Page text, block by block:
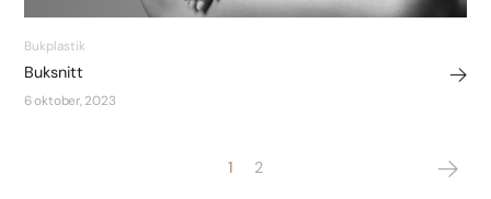
Bukplastik
Buksnitt
6 oktober, 2023
1 2